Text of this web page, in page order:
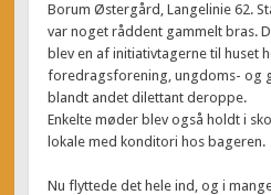
Borum Østergård, Langelinie 62.
var noget råddent gammelt bras.
blev en af initiativtagerne til huset
foredragsforening, ungdoms- og
blandt andet dilettant deroppe.
Enkelte møder blev også holdt i
lokale med konditori hos bageren.
Nu flyttede det hele ind, og i